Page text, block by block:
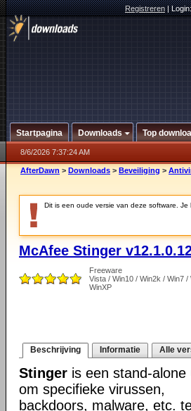
Registreren|
Startpagina Downloads Top
8/6/2026 7:37:24 AM
AfterDawn > Downloads > Beveiliging >
Dit is een oude versie van deze software. Je
McAfee Stinger
Freeware
Vista / Win10 / Win2k / Win7 /
WinXP
Beschrijving Informatie Alle
Stinger is een stand-alone
om specifieke virussen,
backdoors, malware, etc.